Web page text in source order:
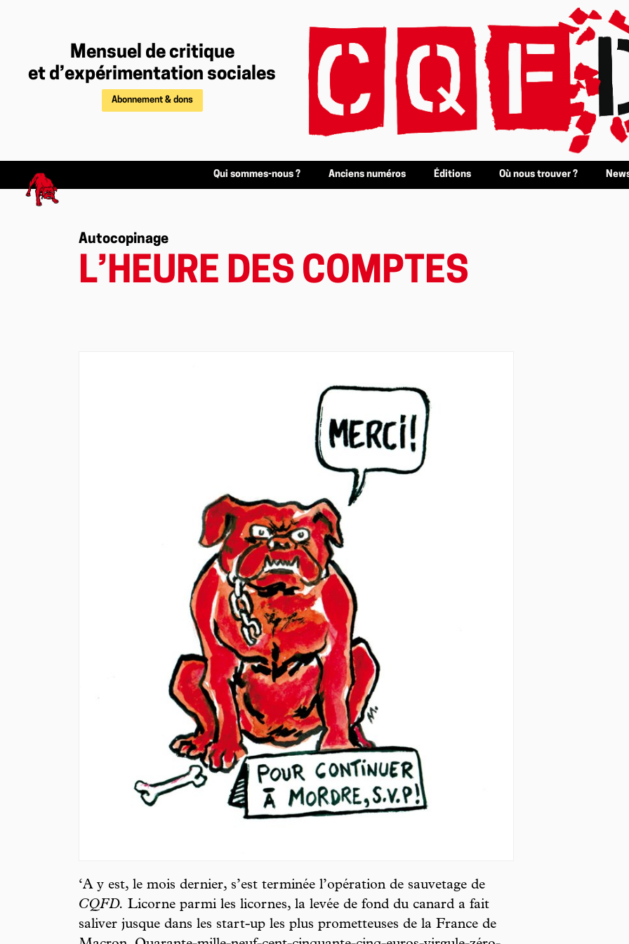
Mensuel de critique
et d’expérimentation sociales
Abonnement & dons
Qui sommes-nous ? Anciens numéros Éditions Où nous trouver ?
Autocopinage
L’HEURE DES COMPTES
‘A y est, le mois dernier, s’est terminée l’opération de sauvetage de
CQFD. Licorne parmi les licornes, la levée de fond du canard a fait
saliver jusque dans les start-up les plus prometteuses de la France de